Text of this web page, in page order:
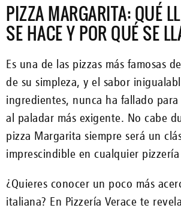
PIZZA MARGARITA: QUÉ
SE HACE Y POR QUÉ SE
Es una de las pizzas más famosas
de su simpleza, y el sabor
ingredientes, nunca ha fallado
al paladar más exigente. No cabe
pizza Margarita siempre será un
imprescindible en cualquier
¿Quieres conocer un poco más
italiana? En Pizzería Verace te